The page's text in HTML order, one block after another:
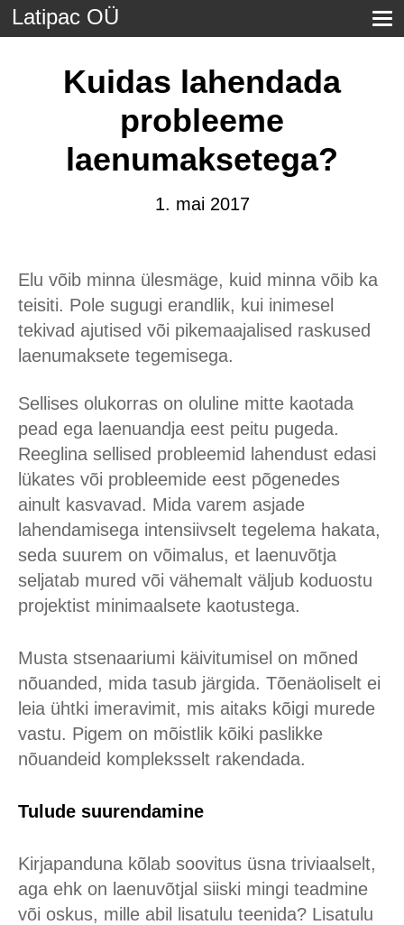
Latipac OÜ
Kuidas lahendada
probleeme
laenumaksetega?
1. mai 2017
Elu võib minna ülesmäge, kuid minna võib ka
teisiti. Pole sugugi erandlik, kui inimesel
tekivad ajutised või pikemaajalised raskused
laenumaksete tegemisega.
Sellises olukorras on oluline mitte kaotada
pead ega laenuandja eest peitu pugeda.
Reeglina sellised probleemid lahendust edasi
lükates või probleemide eest põgenedes
ainult kasvavad. Mida varem asjade
lahendamisega intensiivselt tegelema hakata,
seda suurem on võimalus, et laenuvõtja
seljatab mured või vähemalt väljub koduostu
projektist minimaalsete kaotustega.
Musta stsenaariumi käivitumisel on mõned
nõuanded, mida tasub järgida. Tõenäoliselt ei
leia ühtki imeravimit, mis aitaks kõigi murede
vastu. Pigem on mõistlik kõiki paslikke
nõuandeid kompleksselt rakendada.
Tulude suurendamine
Kirjapanduna kõlab soovitus üsna triviaalselt,
aga ehk on laenuvõtjal siiski mingi teadmine
või oskus, mille abil lisatulu teenida? Lisatulu